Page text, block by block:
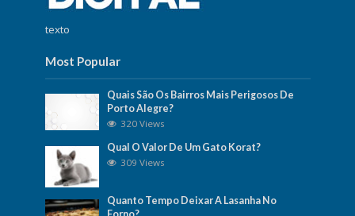
texto
Most Popular
Quais São Os Bairros Mais Perigosos De
Porto Alegre?
320 Views
Qual O Valor De Um Gato Korat?
309 Views
Quanto Tempo Deixar A Lasanha No